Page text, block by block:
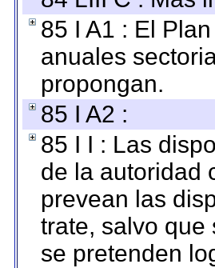
85 I A1 : El
anuales
propongan.
85 I A2 :
85 I I : Las
de la autoridad
prevean las
trate, salvo que
se pretenden